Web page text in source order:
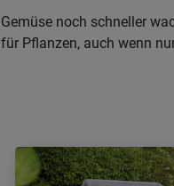
Gemüse noch schneller
für Pflanzen, auch wenn